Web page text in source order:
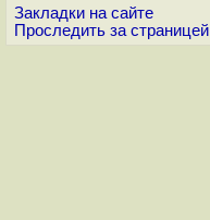
Закладки на сайте
Проследить за страницей